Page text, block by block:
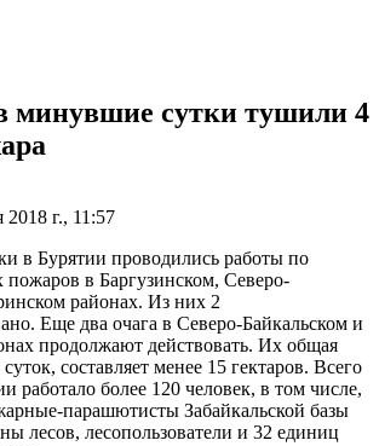
минувшие сутки тушили 4
г., 11:57
в Бурятии проводились работы по
в Баргузинском, Северо-
районах. Из них 2
Еще два очага в Северо-Байкальском и
продолжают действовать. Их общая
составляет менее 15 гектаров. Всего
работало более 120 человек, в том числе,
парашютисты Забайкальской базы
лесов, лесопользователи и 32 единиц